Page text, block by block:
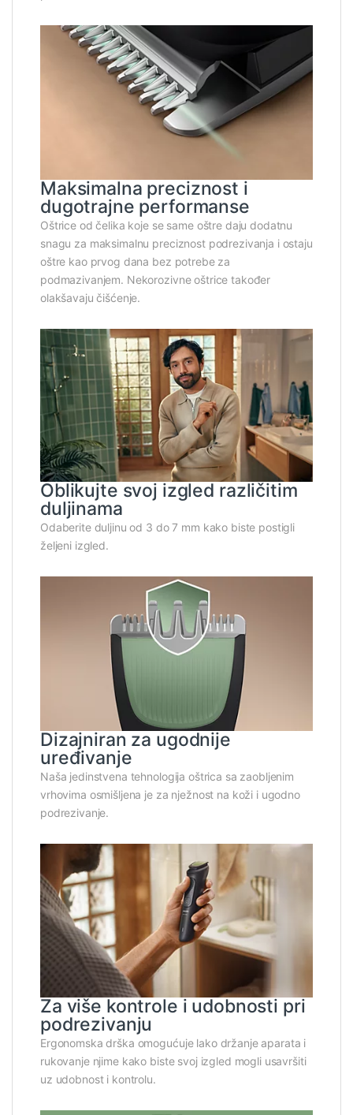
Maksimalna preciznost i
dugotrajne performanse
Oštrice od čelika koje se same oštre daju dodatnu
snagu za maksimalnu preciznost podrezivanja i ostaju
oštre kao prvog dana bez potrebe za
podmazivanjem. Nekorozivne oštrice također
olakšavaju čišćenje.
Oblikujte svoj izgled različitim
duljinama
Odaberite duljinu od 3 do 7 mm kako biste postigli
željeni izgled.
Dizajniran za ugodnije
uređivanje
Naša jedinstvena tehnologija oštrica sa zaobljenim
vrhovima osmišljena je za nježnost na koži i ugodno
podrezivanje.
Za više kontrole i udobnosti pri
podrezivanju
Ergonomska drška omogućuje lako držanje aparata i
rukovanje njime kako biste svoj izgled mogli usavršiti
uz udobnost i kontrolu.